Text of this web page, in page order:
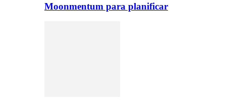
Moonmentum para planificar